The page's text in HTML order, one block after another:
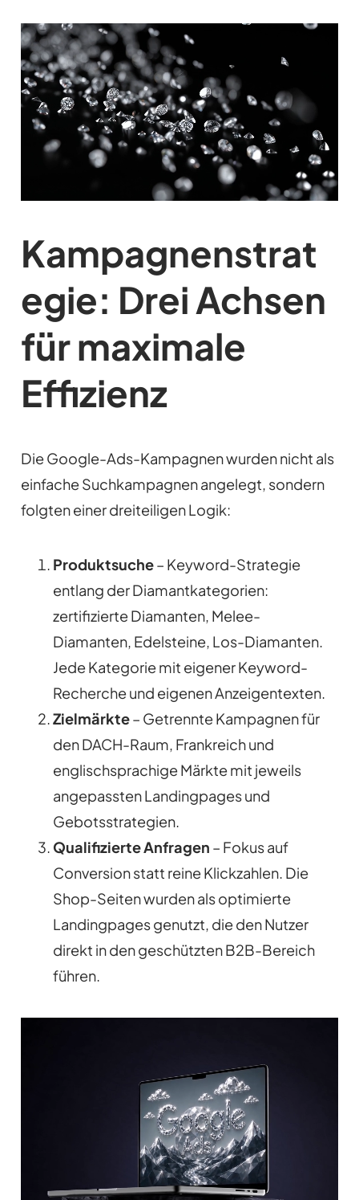
Kampagnenstrat
egie: Drei Achsen
für maximale
Effizienz
Die Google-Ads-Kampagnen wurden nicht als
einfache Suchkampagnen angelegt, sondern
folgten einer dreiteiligen Logik:
Produktsuche– Keyword-Strategie
entlang der Diamantkategorien:
zertifizierte Diamanten, Melee-
Diamanten, Edelsteine, Los-Diamanten.
Jede Kategorie mit eigener Keyword-
Recherche und eigenen Anzeigentexten.
Zielmärkte– Getrennte Kampagnen für
den DACH-Raum, Frankreich und
englischsprachige Märkte mit jeweils
angepassten Landingpages und
Gebotsstrategien.
Qualifizierte Anfragen – Fokus auf
Conversion statt reine Klickzahlen. Die
Shop-Seiten wurden als optimierte
Landingpages genutzt, die den Nutzer
direkt in den geschützten B2B-Bereich
führen.